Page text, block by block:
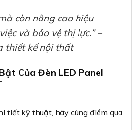
còn nâng cao hiệu
và bảo vệ thị lực.” –
thiết kế nội thất
Của Đèn LED Panel
tiết kỹ thuật, hãy cùng điểm qua